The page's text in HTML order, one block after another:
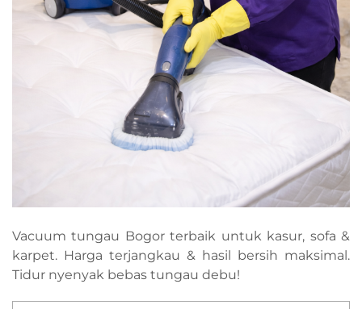
Vacuum tungau Bogor terbaik untuk kasur, sofa &
karpet. Harga terjangkau & hasil bersih maksimal.
Tidur nyenyak bebas tungau debu!